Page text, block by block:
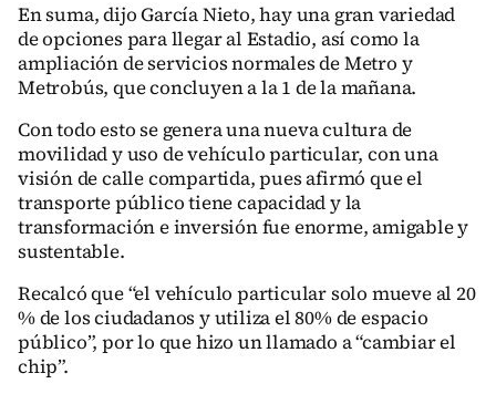
En suma, dijo García Nieto, hay una gran variedad
de opciones para llegar al Estadio, así como la
ampliación de servicios normales de Metro y
Metrobús, que concluyen a la 1 de la mañana.
Con todo esto se genera una nueva cultura de
movilidad y uso de vehículo particular, con una
visión de calle compartida, pues afirmó que el
transporte público tiene capacidad y la
transformación e inversión fue enorme, amigable y
sustentable.
Recalcó que “el vehículo particular solo mueve al 20
% de los ciudadanos y utiliza el 80% de espacio
público”, por lo que hizo un llamado a “cambiar el
chip”.